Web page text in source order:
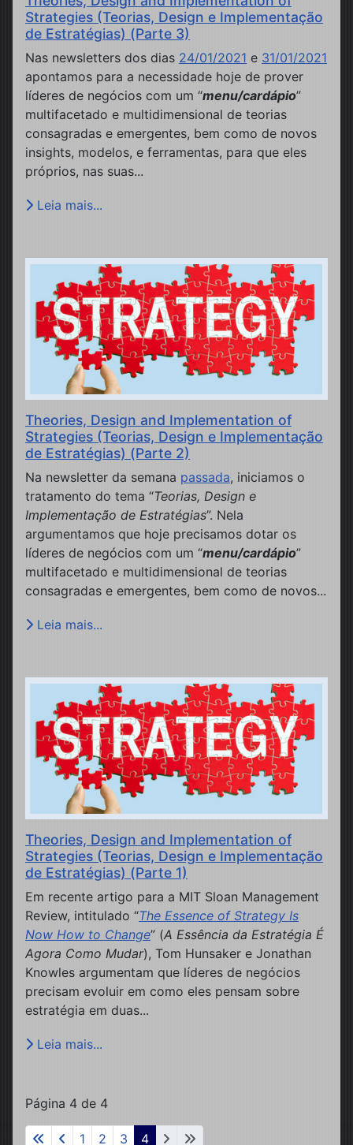
Strategies (Teorias, Design e Implementação
de Estratégias) (Parte 3)
Nas newsletters dos dias 24/01/2021 e 31/01/2021
apontamos para a necessidade hoje de prover
líderes de negócios com um “menu/cardápio”
multifacetado e multidimensional de teorias
consagradas e emergentes, bem como de novos
insights, modelos, e ferramentas, para que eles
próprios, nas suas...
Leia mais...
Theories, Design and Implementation of
Strategies (Teorias, Design e Implementação
de Estratégias) (Parte 2)
Na newsletter da semana passada, iniciamos o
tratamento do tema “Teorias, Design e
Implementação de Estratégias”. Nela
argumentamos que hoje precisamos dotar os
líderes de negócios com um “menu/cardápio”
multifacetado e multidimensional de teorias
consagradas e emergentes, bem como de novos...
Leia mais...
Theories, Design and Implementation of
Strategies (Teorias, Design e Implementação
de Estratégias) (Parte 1)
Em recente artigo para a MIT Sloan Management
Review, intitulado “The Essence of Strategy Is
Now How to Change” (A Essência da Estratégia É
Agora Como Mudar), Tom Hunsaker e Jonathan
Knowles argumentam que líderes de negócios
precisam evoluir em como eles pensam sobre
estratégia em duas...
Leia mais...
Página 4 de 4
1 2 3 4